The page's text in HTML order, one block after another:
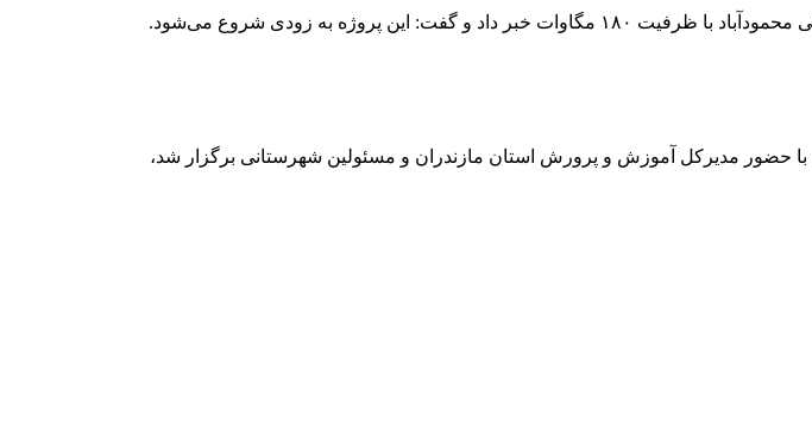
با حضور مدیرکل آموزش و پرورش استان مازندران و مسئولین شهرستانی برگزار شد،